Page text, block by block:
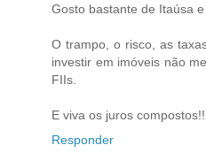
Gosto bastante de Itaúsa
O trampo, o risco, as
investir em imóveis não
FIIs.
E viva os juros
Responder